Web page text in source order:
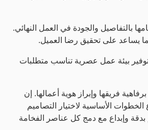
بالتفاصيل والجودة في العمل النهائي.
يساعد على تحقيق رضا العميل.
بيئة عمل عصرية تناسب متطلبات
فريقها وإبراز هوية أعمالها. إن
الأساسية لاختيار التصاميم
بدقة وإبداع مع دمج كل عناصر الفخامة